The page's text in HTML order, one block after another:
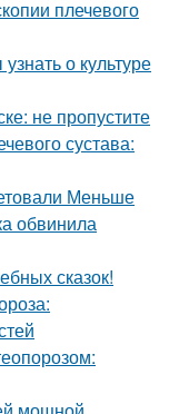
плечевого
о культуре
не пропустите
сустава:
Меньше
обвинила
сказок!